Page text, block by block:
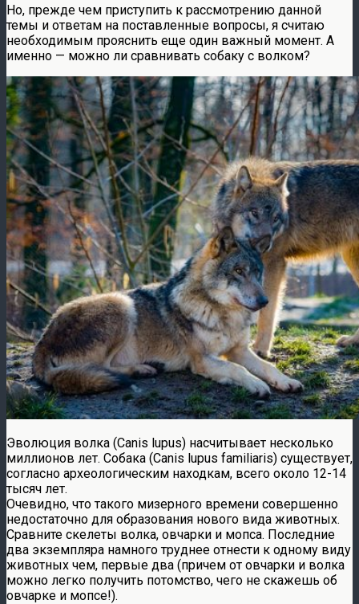
Но, прежде чем приступить к рассмотрению данной
темы и ответам на поставленные вопросы, я считаю
необходимым прояснить еще один важный момент. А
именно — можно ли сравнивать собаку с волком?
Эволюция волка (Canis lupus) насчитывает несколько
миллионов лет. Собака (Canis lupus familiaris) существует,
согласно археологическим находкам, всего около 12-14
тысяч лет.
Очевидно, что такого мизерного времени совершенно
недостаточно для образования нового вида животных.
Сравните скелеты волка, овчарки и мопса. Последние
два экземпляра намного труднее отнести к одному виду
животных чем, первые два (причем от овчарки и волка
можно легко получить потомство, чего не скажешь об
овчарке и мопсе!).